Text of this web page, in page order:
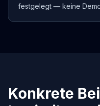
festgelegt — keine
Konkrete